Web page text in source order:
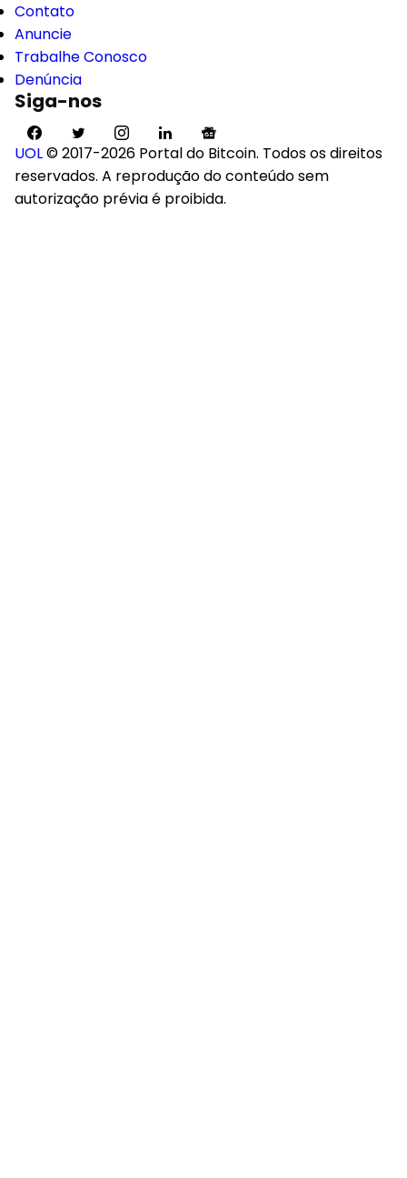
Contato
Anuncie
Trabalhe Conosco
Denúncia
Siga-nos
UOL© 2017-2026 Portal do Bitcoin. Todos os direitos
reservados. A reprodução do conteúdo sem
autorização prévia é proibida.